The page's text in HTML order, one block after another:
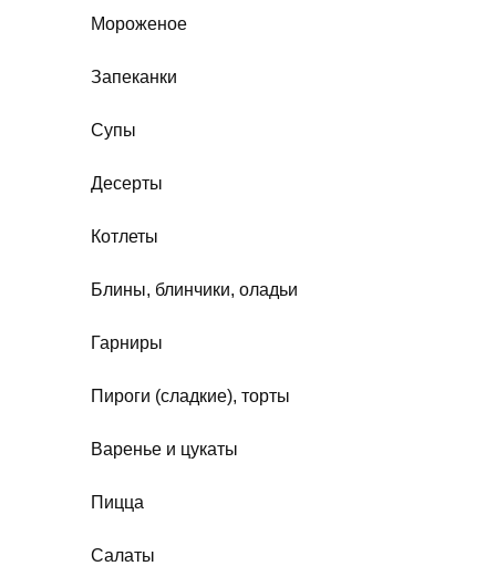
Мороженое
Запеканки
Супы
Десерты
Котлеты
Блины, блинчики, оладьи
Гарниры
Пироги (сладкие), торты
Варенье и цукаты
Пицца
Салаты